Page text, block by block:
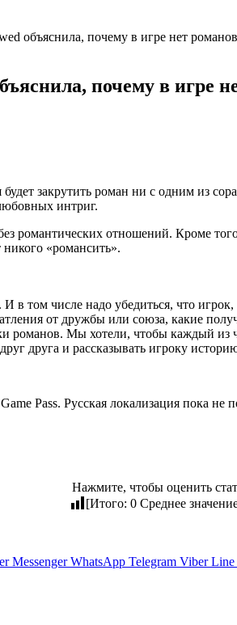
объяснила, почему в игре нет романов
почему в игре
будет закрутить роман ни с одним из
интриг.
романтических отношений. Кроме
никого «романсить».
в том числе надо убедиться, что
от дружбы или союза, какие
романов. Мы хотели, чтобы каждый
друга и рассказывать игроку
Pass. Русская локализация пока не
Нажмите, чтобы оценить
[Итого: 0 Среднее
Messenger WhatsApp Telegram Viber Line